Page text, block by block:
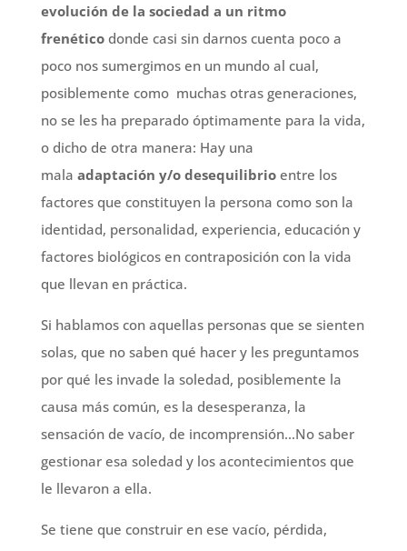
evolución de la sociedad a un ritmo
frenético donde casi sin darnos cuenta poco a
poco nos sumergimos en un mundo al cual,
posiblemente como muchas otras generaciones,
no se les ha preparado óptimamente para la vida,
o dicho de otra manera: Hay una
mala adaptación y/o desequilibrio entre los
factores que constituyen la persona como son la
identidad, personalidad, experiencia, educación y
factores biológicos en contraposición con la vida
que llevan en práctica.
Si hablamos con aquellas personas que se sienten
solas, que no saben qué hacer y les preguntamos
por qué les invade la soledad, posiblemente la
causa más común, es la desesperanza, la
sensación de vacío, de incomprensión…No saber
gestionar esa soledad y los acontecimientos que
le llevaron a ella.
Se tiene que construir en ese vacío, pérdida,